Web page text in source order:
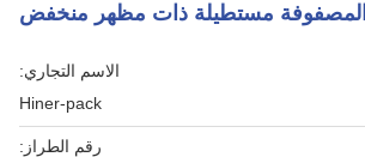
المصفوفة مستطيلة ذات مظهر منخفض
الاسم التجاري:
Hiner-pack
رقم الطراز: